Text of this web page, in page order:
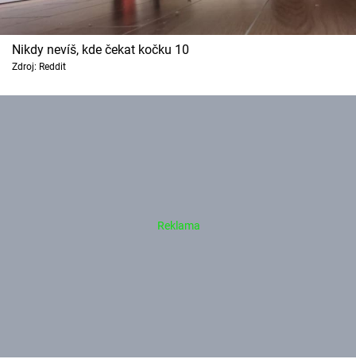
Nikdy nevíš, kde čekat kočku 10
Zdroj: Reddit